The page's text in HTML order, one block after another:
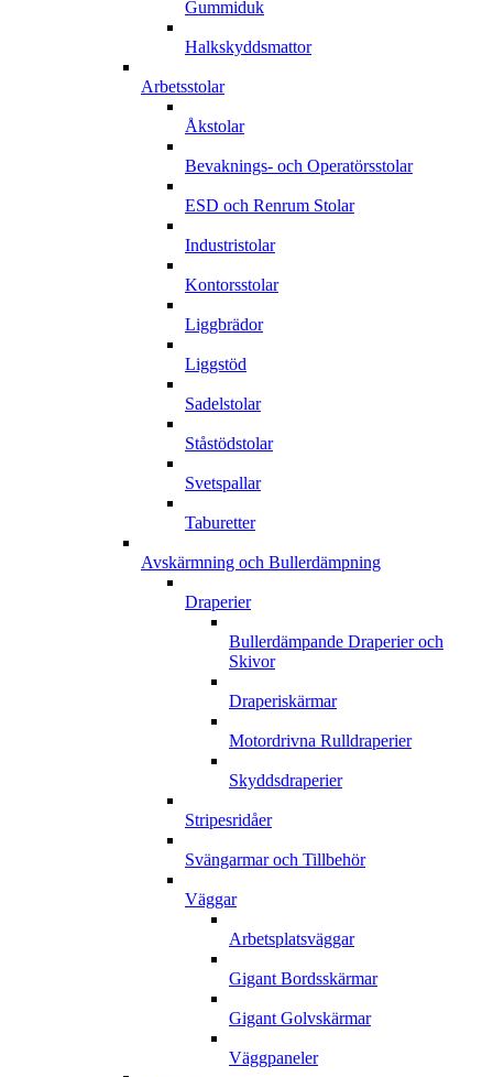
Gummiduk
Halkskyddsmattor
Arbetsstolar
Åkstolar
Bevaknings- och Operatörsstolar
ESD och Renrum Stolar
Industristolar
Kontorsstolar
Liggbrädor
Liggstöd
Sadelstolar
Ståstödstolar
Svetspallar
Taburetter
Avskärmning och Bullerdämpning
Draperier
Bullerdämpande Draperier och
Skivor
Draperiskärmar
Motordrivna Rulldraperier
Skyddsdraperier
Stripesridåer
Svängarmar och Tillbehör
Väggar
Arbetsplatsväggar
Gigant Bordsskärmar
Gigant Golvskärmar
Väggpaneler